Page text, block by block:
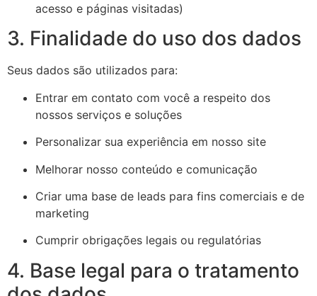
acesso e páginas visitadas)
3. Finalidade do uso dos dados
Seus dados são utilizados para:
Entrar em contato com você a respeito dos
nossos serviços e soluções
Personalizar sua experiência em nosso site
Melhorar nosso conteúdo e comunicação
Criar uma base de leads para fins comerciais e de
marketing
Cumprir obrigações legais ou regulatórias
4. Base legal para o tratamento